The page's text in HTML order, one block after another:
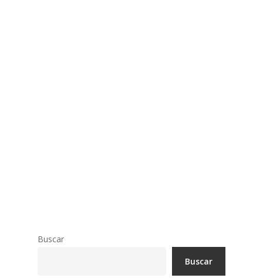
Buscar
Buscar